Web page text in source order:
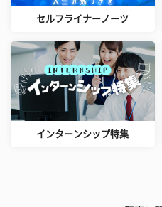
セルフライナーノーツ
インターンシップ特集